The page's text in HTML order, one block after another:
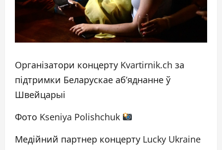
Організатори концерту Kvartirnik.ch за
підтримки Беларускае аб’яднанне ў
Швейцарыі
Фото Kseniya Polishchuk
Медійний партнер концерту Lucky Ukraine